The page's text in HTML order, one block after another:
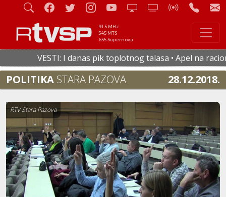
91.5 MHz
545 MTS
655 Supernova
VESTI: I danas pik toplotnog talasa • Apel na
POLITIKA STARA PAZOVA 28.12.2018.
RTV Stara Pazova